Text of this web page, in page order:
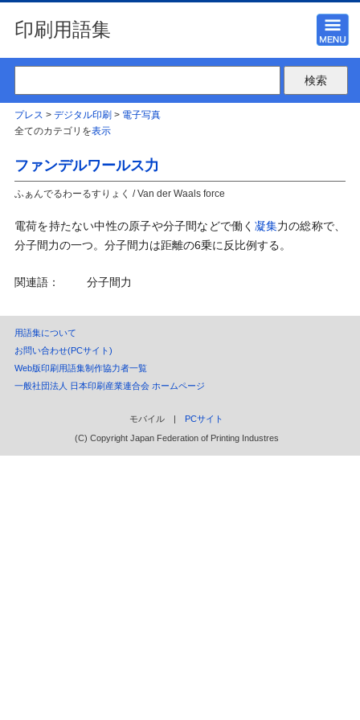
印刷用語集
プレス > デジタル印刷 > 電子写真
全てのカテゴリを表示
ファンデルワールス力
ふぁんでるわーるすりょく / Van der Waals force
電荷を持たない中性の原子や分子間などで働く 凝集力の総称で、
分子間力の一つ。分子間力は距離の6乗に反比例する。
関連語： 分子間力
用語集について
お問い合わせ(PCサイト)
Web版印刷用語集制作協力者一覧
一般社団法人 日本印刷産業連合会 ホームページ
モバイル | PCサイト
(C) Copyright Japan Federation of Printing Industres